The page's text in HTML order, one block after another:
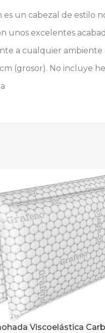
es un cabezal de estilo
unos excelentes
a cualquier ambiente
(grosor). No incluye
Viscoelástica